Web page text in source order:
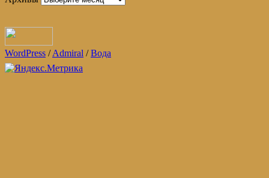
WordPress /Admiral /Вода